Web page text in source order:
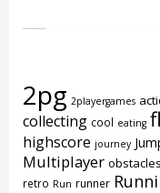
2pg 2playergames
collecting cool eating
highscore journey
Multiplayer obstacles
retro Run runner